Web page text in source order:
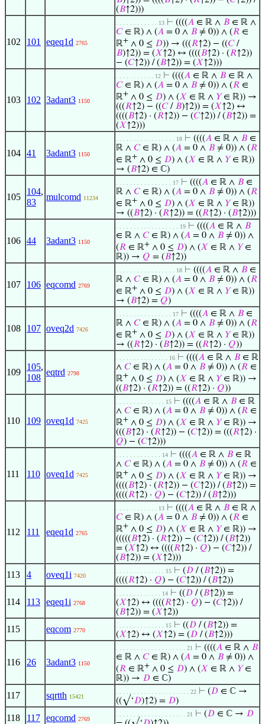
(𝐵↑2)))
102 101 eqeq1d 2765
. . . . . . . . . . . . 13 ⊢ ((((𝐴 ∈ ℝ ∧ 𝐵 ∈ ℝ ∧
𝐶∈ ℝ) ∧ (𝐴 = 0 ∧ 𝐵 ≠ 0)) ∧ (𝑅 ∈
ℝ+ ∧ 0 ≤ 𝐷)) → (((𝑅↑2) − ((𝐶/
𝐵)↑2)) = (𝑋↑2) ↔ ((((𝐵↑2) · (𝑅↑2))
− (𝐶↑2)) / (𝐵↑2)) = (𝑋↑2)))
103 102 3adant3 1150
. . . . . . . . . . . 12 ⊢ ((((𝐴 ∈ ℝ ∧ 𝐵 ∈ ℝ ∧
𝐶∈ ℝ) ∧ (𝐴 = 0 ∧ 𝐵 ≠ 0)) ∧ (𝑅 ∈
ℝ+ ∧ 0 ≤ 𝐷) ∧ (𝑋 ∈ ℝ ∧ 𝑌∈ ℝ)) →
(((𝑅↑2) − ((𝐶/ 𝐵)↑2)) = (𝑋↑2) ↔
((((𝐵↑2) · (𝑅↑2)) − (𝐶↑2)) / (𝐵↑2)) =
(𝑋↑2)))
104 41 3adant3 1150
. . . . . . . . . . . . . . . . . 18 ⊢ ((((𝐴 ∈ ℝ ∧ 𝐵 ∈
ℝ ∧ 𝐶∈ ℝ) ∧ (𝐴 = 0 ∧ 𝐵 ≠ 0)) ∧ (𝑅
∈ ℝ+ ∧ 0 ≤ 𝐷) ∧ (𝑋 ∈ ℝ ∧ 𝑌∈ ℝ))
→ (𝐵↑2) ∈ ℂ)
105
104,
83
mulcomd 11234
. . . . . . . . . . . . . . . . 17 ⊢ ((((𝐴 ∈ ℝ ∧ 𝐵 ∈
ℝ ∧ 𝐶∈ ℝ) ∧ (𝐴 = 0 ∧ 𝐵 ≠ 0)) ∧ (𝑅
∈ ℝ+ ∧ 0 ≤ 𝐷) ∧ (𝑋 ∈ ℝ ∧ 𝑌∈ ℝ))
→ ((𝐵↑2) · (𝑅↑2)) = ((𝑅↑2) · (𝐵↑2)))
106 44 3adant3 1150
. . . . . . . . . . . . . . . . . . 19 ⊢ ((((𝐴 ∈ ℝ ∧ 𝐵
∈ ℝ ∧ 𝐶∈ ℝ) ∧ (𝐴 = 0 ∧ 𝐵 ≠ 0)) ∧
(𝑅 ∈ ℝ+ ∧ 0 ≤ 𝐷) ∧ (𝑋 ∈ ℝ ∧ 𝑌∈
ℝ)) → 𝑄 = (𝐵↑2))
107 106 eqcomd 2769
. . . . . . . . . . . . . . . . . 18 ⊢ ((((𝐴 ∈ ℝ ∧ 𝐵 ∈
ℝ ∧ 𝐶∈ ℝ) ∧ (𝐴 = 0 ∧ 𝐵 ≠ 0)) ∧ (𝑅
∈ ℝ+ ∧ 0 ≤ 𝐷) ∧ (𝑋 ∈ ℝ ∧ 𝑌∈ ℝ))
→ (𝐵↑2) = 𝑄)
108 107 oveq2d 7426
. . . . . . . . . . . . . . . . 17 ⊢ ((((𝐴 ∈ ℝ ∧ 𝐵 ∈
ℝ ∧ 𝐶∈ ℝ) ∧ (𝐴 = 0 ∧ 𝐵 ≠ 0)) ∧ (𝑅
∈ ℝ+ ∧ 0 ≤ 𝐷) ∧ (𝑋 ∈ ℝ ∧ 𝑌∈ ℝ))
→ ((𝑅↑2) · (𝐵↑2)) = ((𝑅↑2) · 𝑄))
109
105,
108
eqtrd 2798
. . . . . . . . . . . . . . . 16 ⊢ ((((𝐴 ∈ ℝ ∧ 𝐵 ∈ ℝ
∧ 𝐶∈ ℝ) ∧ (𝐴 = 0 ∧ 𝐵 ≠ 0)) ∧ (𝑅 ∈
ℝ+ ∧ 0 ≤ 𝐷) ∧ (𝑋 ∈ ℝ ∧ 𝑌∈ ℝ)) →
((𝐵↑2) · (𝑅↑2)) = ((𝑅↑2) · 𝑄))
110 109 oveq1d 7425
. . . . . . . . . . . . . . 15 ⊢ ((((𝐴 ∈ ℝ ∧ 𝐵 ∈ ℝ
∧ 𝐶∈ ℝ) ∧ (𝐴 = 0 ∧ 𝐵 ≠ 0)) ∧ (𝑅 ∈
ℝ+ ∧ 0 ≤ 𝐷) ∧ (𝑋 ∈ ℝ ∧ 𝑌∈ ℝ)) →
(((𝐵↑2) · (𝑅↑2)) − (𝐶↑2)) = (((𝑅↑2) ·
𝑄) − (𝐶↑2)))
111 110 oveq1d 7425
. . . . . . . . . . . . . 14 ⊢ ((((𝐴 ∈ ℝ ∧ 𝐵 ∈ ℝ
∧ 𝐶∈ ℝ) ∧ (𝐴 = 0 ∧ 𝐵 ≠ 0)) ∧ (𝑅 ∈
ℝ+ ∧ 0 ≤ 𝐷) ∧ (𝑋 ∈ ℝ ∧ 𝑌∈ ℝ)) →
((((𝐵↑2) · (𝑅↑2)) − (𝐶↑2)) / (𝐵↑2)) =
((((𝑅↑2) · 𝑄) − (𝐶↑2)) / (𝐵↑2)))
112 111 eqeq1d 2765
. . . . . . . . . . . . 13 ⊢ ((((𝐴 ∈ ℝ ∧ 𝐵 ∈ ℝ ∧
𝐶∈ ℝ) ∧ (𝐴 = 0 ∧ 𝐵 ≠ 0)) ∧ (𝑅 ∈
ℝ+ ∧ 0 ≤ 𝐷) ∧ (𝑋 ∈ ℝ ∧ 𝑌∈ ℝ)) →
(((((𝐵↑2) · (𝑅↑2)) − (𝐶↑2)) / (𝐵↑2))
= (𝑋↑2) ↔ ((((𝑅↑2) · 𝑄) − (𝐶↑2)) /
(𝐵↑2)) = (𝑋↑2)))
113 4 oveq1i 7420
. . . . . . . . . . . . . . 15 ⊢ (𝐷 / (𝐵↑2)) =
((((𝑅↑2) · 𝑄) − (𝐶↑2)) / (𝐵↑2))
114 113 eqeq1i 2768
. . . . . . . . . . . . . 14 ⊢ ((𝐷 / (𝐵↑2)) =
(𝑋↑2) ↔ ((((𝑅↑2) · 𝑄) − (𝐶↑2)) /
(𝐵↑2)) = (𝑋↑2))
115 eqcom 2770
. . . . . . . . . . . . . . 15 ⊢ ((𝐷 / (𝐵↑2)) =
(𝑋↑2) ↔ (𝑋↑2) = (𝐷 / (𝐵↑2)))
116 26 3adant3 1150
. . . . . . . . . . . . . . . . . . . . 21 ⊢ ((((𝐴 ∈ ℝ ∧ 𝐵
∈ ℝ ∧ 𝐶∈ ℝ) ∧ (𝐴 = 0 ∧ 𝐵 ≠ 0)) ∧
(𝑅 ∈ ℝ+ ∧ 0 ≤ 𝐷) ∧ (𝑋 ∈ ℝ ∧ 𝑌∈
ℝ)) → 𝐷 ∈ ℂ)
117 sqrtth 15421
. . . . . . . . . . . . . . . . . . . . . 22 ⊢ (𝐷 ∈ ℂ →
((√‘𝐷)↑2) = 𝐷)
118 117 eqcomd 2769
. . . . . . . . . . . . . . . . . . . . 21 ⊢ (𝐷 ∈ ℂ → 𝐷